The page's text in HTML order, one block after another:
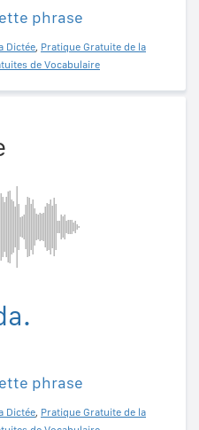
phrase
Dictée, Pratique Gratuite de la
de Vocabulaire
phrase
Dictée, Pratique Gratuite de la